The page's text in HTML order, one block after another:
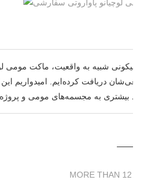
مومی وی‌موکایلا در اندازه واقعی‌شان دریافت کرده‌ایم.
MORE THAN 12